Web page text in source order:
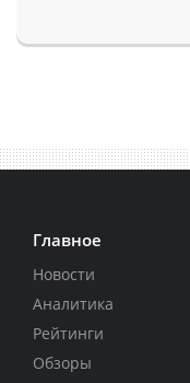
Главное
Новости
Аналитика
Рейтинги
Обзоры